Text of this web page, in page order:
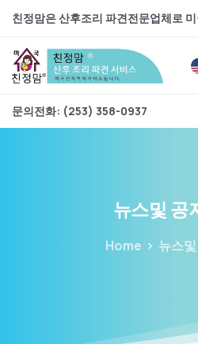
친정맘은 산후조리 파견전문업체로
문의전화: (253) 358-0937
뉴스및 공
Home 뉴스